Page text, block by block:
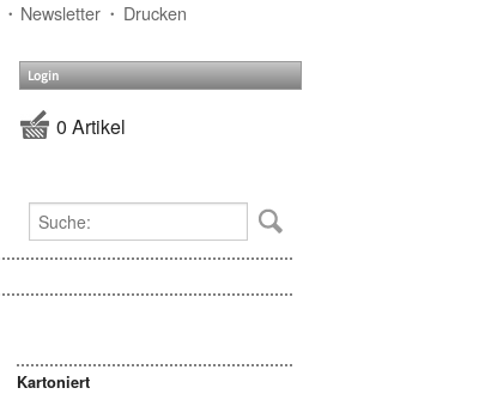
Newsletter Drucken
Login
0 Artikel
Kartoniert